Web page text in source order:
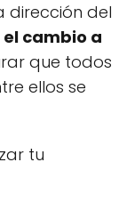
dirección del
cambio a
que todos
ellos se
tu